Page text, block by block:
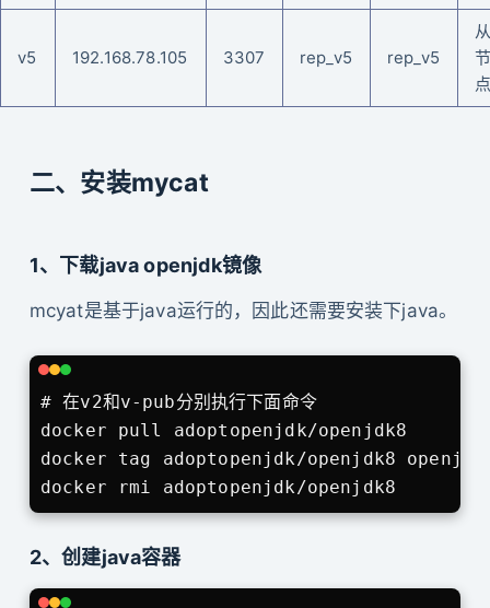
v5 192.168.78.105 3307 rep_v5 rep_v5
二、安装mycat
1、下载java openjdk镜像
mcyat是基于java运行的，因此还需要安装下java。
# 在v2和v-pub分别执行下面命令
docker pull adoptopenjdk/openjdk8
docker tag adoptopenjdk/openjdk8
docker rmi adoptopenjdk/openjdk8
2、创建java容器